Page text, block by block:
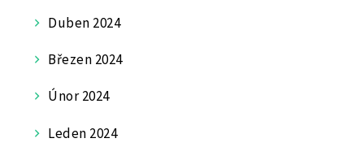
Duben 2024
Březen 2024
Únor 2024
Leden 2024